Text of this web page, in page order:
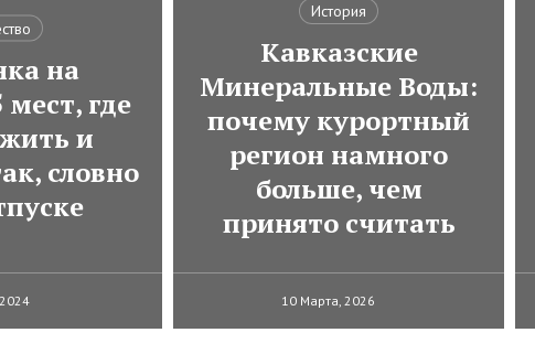
на
где
и
словно
История
Кавказские
Минеральные Воды:
почему курортный
регион намного
больше, чем
принято считать
10 Марта, 2026